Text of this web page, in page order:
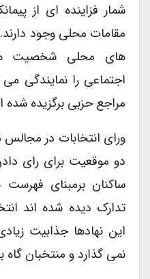
شمار فزاینده ای از
مقامات محلی وجود
های محلی شخصیت
اجتماعی را نمایندگی
مراجع حزبی برگزیده شده
ورای انتخابات در مجالس
دو موقعیت برای رای
ساکنان برمبنای
تدارک دیده شده اند
این نهادها جذابیت
نمی گذارد و منتخبان